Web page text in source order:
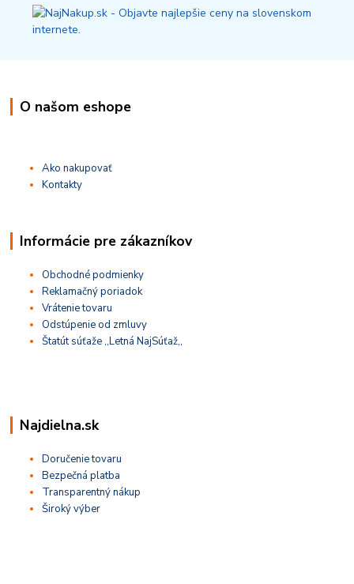
O našom eshope
Ako nakupovať
Kontakty
Informácie pre zákazníkov
Obchodné podmienky
Reklamačný poriadok
Vrátenie tovaru
Odstúpenie od zmluvy
Štatút súťaže ,,Letná NajSúťaž,,
Najdielna.sk
Doručenie tovaru
Bezpečná platba
Transparentný nákup
Široký výber